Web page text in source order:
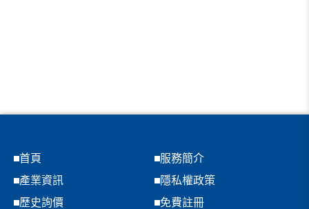
首頁
服務簡介
產業資訊
隱私權政策
歷史詢價
免費註冊